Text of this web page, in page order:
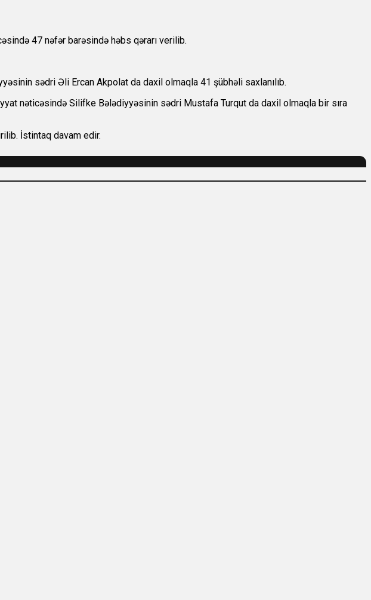
47 nəfər barəsində həbs qərarı verilib.
sədri Əli Ercan Akpolat da daxil olmaqla 41 şübhəli saxlanılıb.
nəticəsində Silifke Bələdiyyəsinin sədri Mustafa Turqut da daxil olmaqla bir sıra
İstintaq davam edir.